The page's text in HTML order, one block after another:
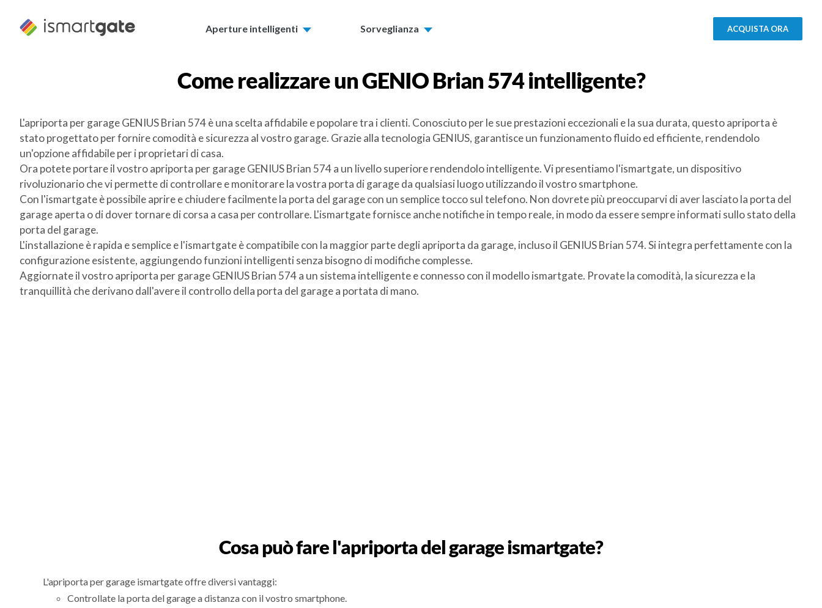
contenuto
Aperture intelligenti Sorveglianza ACQUISTA ORA
Come realizzare unGENIO Brian 574intelligente?
L'apriporta per garage GENIUS Brian 574 è una scelta affidabile e popolare tra i clienti. Conosciuto per le sue prestazioni eccezionali e la sua durata, questo apriporta è
stato progettato per fornire comodità e sicurezza al vostro garage. Grazie alla tecnologia GENIUS, garantisce un funzionamento fluido ed efficiente, rendendolo
un'opzione affidabile per i proprietari di casa.
Ora potete portare il vostro apriporta per garage GENIUS Brian 574 a un livello superiore rendendolo intelligente. Vi presentiamo l'ismartgate, un dispositivo
rivoluzionario che vi permette di controllare e monitorare la vostra porta di garage da qualsiasi luogo utilizzando il vostro smartphone.
Con l'ismartgate è possibile aprire e chiudere facilmente la porta del garage con un semplice tocco sul telefono. Non dovrete più preoccuparvi di aver lasciato la porta del
garage aperta o di dover tornare di corsa a casa per controllare. L'ismartgate fornisce anche notifiche in tempo reale, in modo da essere sempre informati sullo stato della
porta del garage.
L'installazione è rapida e semplice e l'ismartgate è compatibile con la maggior parte degli apriporta da garage, incluso il GENIUS Brian 574. Si integra perfettamente con la
configurazione esistente, aggiungendo funzioni intelligenti senza bisogno di modifiche complesse.
Aggiornate il vostro apriporta per garage GENIUS Brian 574 a un sistema intelligente e connesso con il modello ismartgate. Provate la comodità, la sicurezza e la
tranquillità che derivano dall'avere il controllo della porta del garage a portata di mano.
Cosa può fare l'apriporta del garage ismartgate?
L'apriporta per garage ismartgate offre diversi vantaggi:
Controllate la porta del garage a distanza con il vostro smartphone.